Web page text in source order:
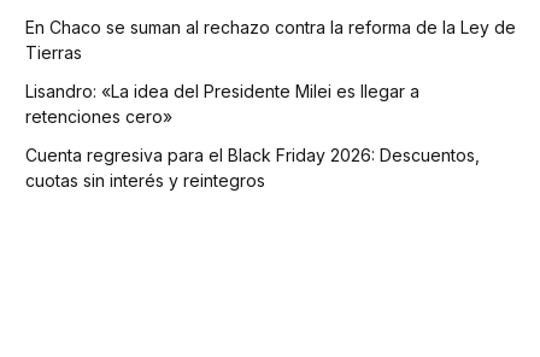
En Chaco se suman al rechazo contra la reforma de la Ley de
Tierras
Lisandro: «La idea del Presidente Milei es llegar a
retenciones cero»
Cuenta regresiva para el Black Friday 2026: Descuentos,
cuotas sin interés y reintegros